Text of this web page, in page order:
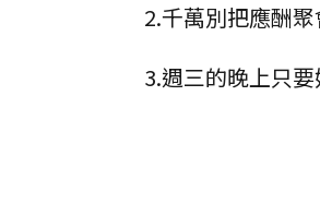
2.千萬別把應酬
3.週三的晚上只